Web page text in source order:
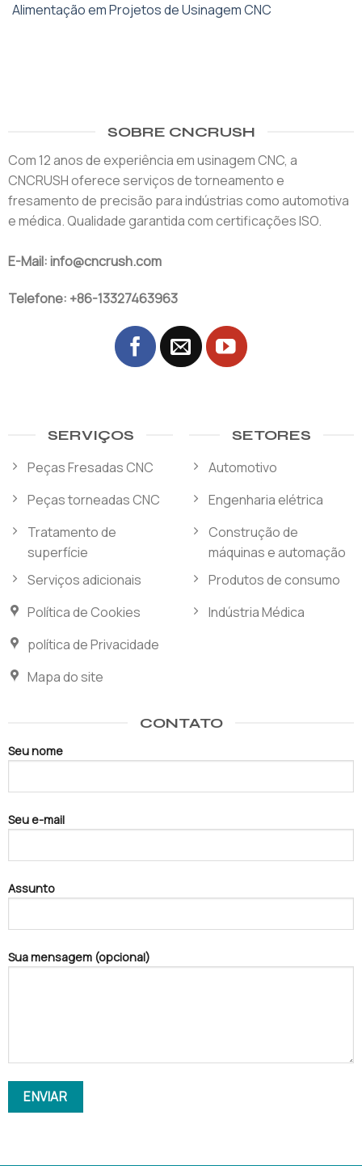
Alimentação em Projetos de Usinagem CNC
SOBRE CNCRUSH
Com 12 anos de experiência em usinagem CNC, a
CNCRUSH oferece serviços de torneamento e
fresamento de precisão para indústrias como automotiva
e médica. Qualidade garantida com certificações ISO.
E-Mail: info@cncrush.com
Telefone: +86-13327463963
SERVIÇOS
Peças Fresadas CNC
Peças torneadas CNC
Tratamento de
superfície
Serviços adicionais
Política de Cookies
política de Privacidade
Mapa do site
SETORES
Automotivo
Engenharia elétrica
Construção de
máquinas e automação
Produtos de consumo
Indústria Médica
CONTATO
Seu nome
Seu e-mail
Assunto
Sua mensagem (opcional)